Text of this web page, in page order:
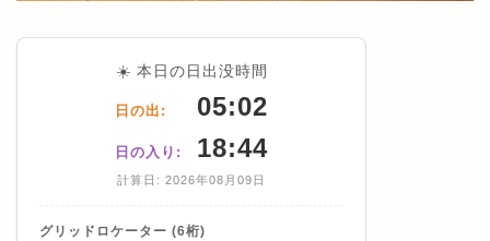
☀️ 本日の日出没時間
日の出: 05:02
日の入り: 18:44
計算日: 2026年08月09日
グリッドロケーター (6桁)